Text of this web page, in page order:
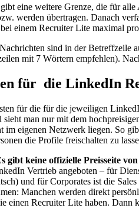
eine weitere Grenze, die für
werden übertragen. Danach
einem Recruiter Lite maximal
sind in der Betreffzeile
mit 7 Wörtern empfehlen).
für die LinkedIn
für die für die jeweiligen
sieht man nur mit dem
im eigenen Netzwerk liegen. So
die Profile freischalten zu
gibt keine offizielle Preisseite
Vertrieb angeboten – für
und für Corporates ist die
Manchen werden direkt
einen Recruiter Lite haben. Dann